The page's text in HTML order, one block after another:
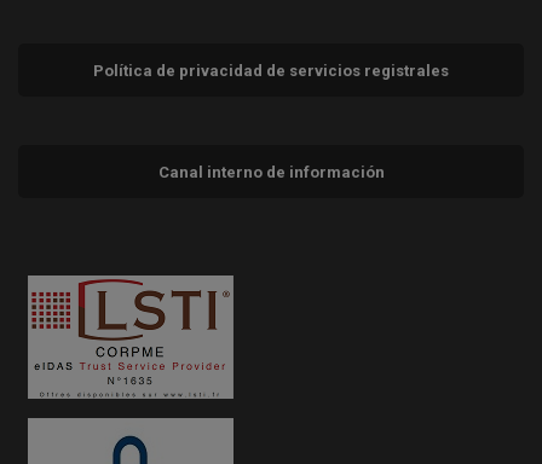
Política de privacidad de servicios registrales
Canal interno de información